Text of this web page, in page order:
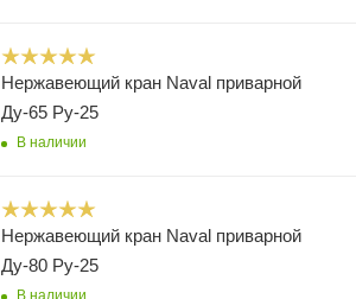
Нержавеющий кран Naval приварной
Ду-65 Ру-25
В наличии
Нержавеющий кран Naval приварной
Ду-80 Ру-25
В наличии